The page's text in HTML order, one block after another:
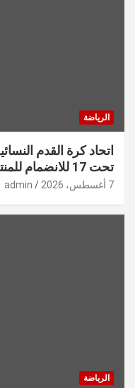
الرياضة
اتحاد كرة القدم
تحت 17 للانضمام للمنتخب
7 أغسطس، 2026 admin
الرياضة